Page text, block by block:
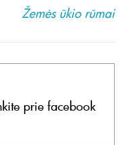
Žemės ūkio rūmai
prie facebook